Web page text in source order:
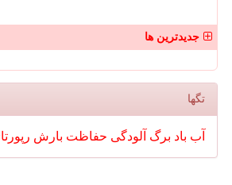
جدیدترین ها
تگها
آب باد برگ آلودگی حفاظت بارش